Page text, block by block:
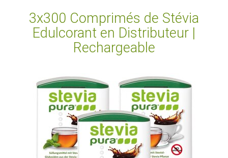
3x300 Comprimés de Stévia
Edulcorant en Distributeur |
Rechargeable